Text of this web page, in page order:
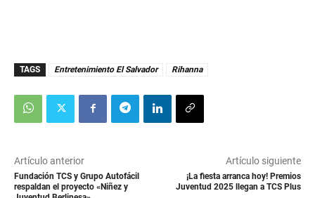
TAGS Entretenimiento El Salvador Rihanna
Artículo anterior
Fundación TCS y Grupo Autofácil
respaldan el proyecto «Niñez y
Artículo siguiente
¡La fiesta arranca hoy! Premios
Juventud 2025 llegan a TCS Plus